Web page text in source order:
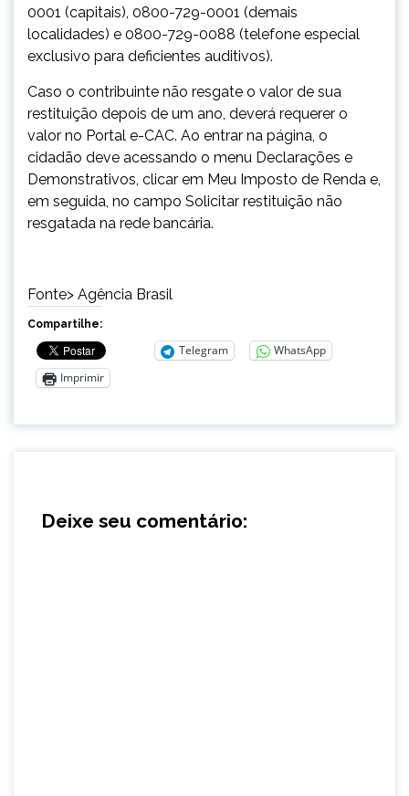
0001 (capitais), 0800-729-0001 (demais
localidades) e 0800-729-0088 (telefone especial
exclusivo para deficientes auditivos).
Caso o contribuinte não resgate o valor de sua
restituição depois de um ano, deverá requerer o
valor no Portal e-CAC. Ao entrar na página, o
cidadão deve acessando o menu Declarações e
Demonstrativos, clicar em Meu Imposto de Renda e,
em seguida, no campo Solicitar restituição não
resgatada na rede bancária.
Fonte> Agência Brasil
Compartilhe:
Telegram
WhatsApp
Imprimir
Deixe seu comentário: